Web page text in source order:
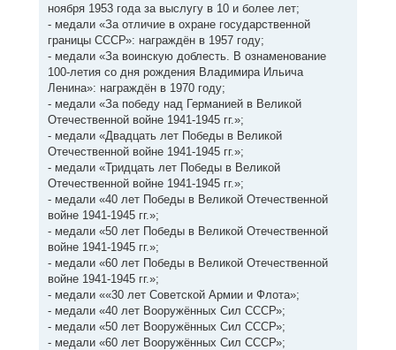
ноября 1953 года за выслугу в 10 и более лет;
- медали «За отличие в охране государственной
границы СССР»: награждён в 1957 году;
- медали «За воинскую доблесть. В ознаменование
100-летия со дня рождения Владимира Ильича
Ленина»: награждён в 1970 году;
- медали «За победу над Германией в Великой
Отечественной войне 1941-1945 гг.»;
- медали «Двадцать лет Победы в Великой
Отечественной войне 1941-1945 гг.»;
- медали «Тридцать лет Победы в Великой
Отечественной войне 1941-1945 гг.»;
- медали «40 лет Победы в Великой Отечественной
войне 1941-1945 гг.»;
- медали «50 лет Победы в Великой Отечественной
войне 1941-1945 гг.»;
- медали «60 лет Победы в Великой Отечественной
войне 1941-1945 гг.»;
- медали ««30 лет Советской Армии и Флота»;
- медали «40 лет Вооружённых Сил СССР»;
- медали «50 лет Вооружённых Сил СССР»;
- медали «60 лет Вооружённых Сил СССР»;